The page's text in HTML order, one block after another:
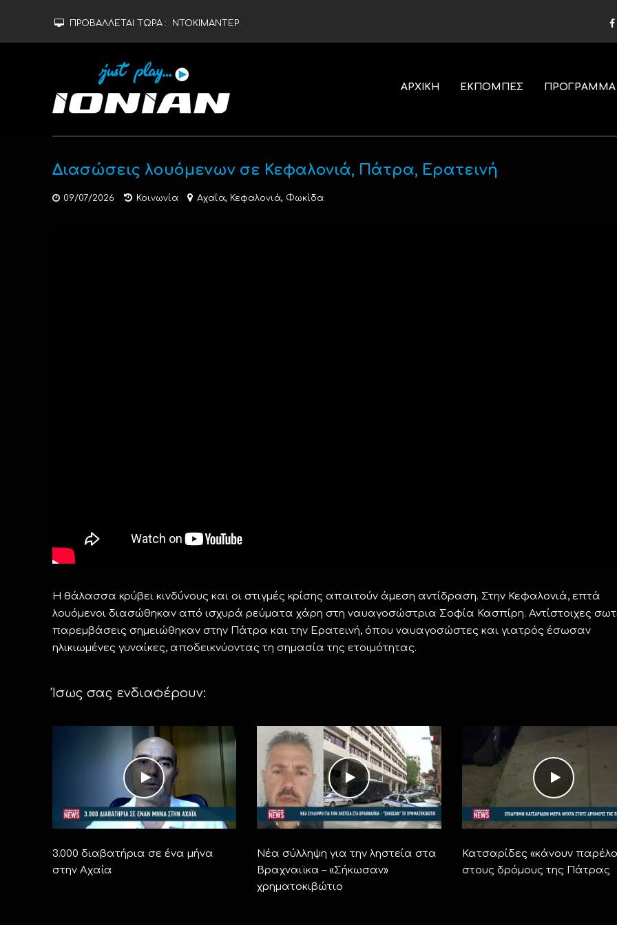
ΠΡΟΒΑΛΛΕΤΑΙ ΤΩΡΑ : ΝΤΟΚΙΜΑΝΤΕΡ
ΑΡΧΙΚΗ ΕΚΠΟΜΠΕΣ ΠΡΟΓΡΑΜΜΑ
Διασώσεις λουόμενων σε Κεφαλονιά, Πάτρα, Ερατεινή
09/07/2026 Κοινωνία Αχαΐα, Κεφαλονιά, Φωκίδα
Η θάλασσα κρύβει κινδύνους και οι στιγμές κρίσης απαιτούν άμεση αντίδραση. Στην Κεφαλονιά, επτά
λουόμενοι διασώθηκαν από ισχυρά ρεύματα χάρη στη ναυαγοσώστρια Σοφία Κασπίρη. Αντίστοιχες
παρεμβάσεις σημειώθηκαν στην Πάτρα και την Ερατεινή, όπου ναυαγοσώστες και γιατρός έσωσαν
ηλικιωμένες γυναίκες, αποδεικνύοντας τη σημασία της ετοιμότητας.
Ίσως σας ενδιαφέρουν:
3.000 διαβατήρια σε ένα μήνα
στην Αχαΐα
Νέα σύλληψη για την ληστεία στα
Βραχναιϊκα – «Σήκωσαν»
χρηματοκιβώτιο
Κατσαρίδες «κάνουν
στους δρόμους της Πάτρας